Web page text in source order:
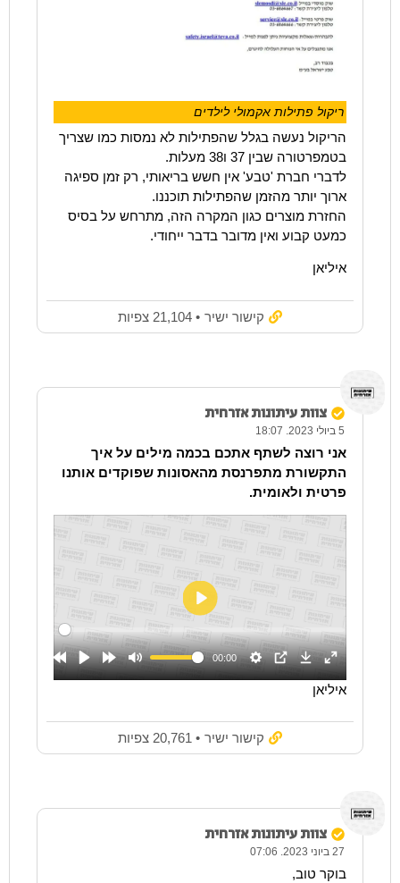
ריקול פתילות אקמולי לילדים
הריקול נעשה בגלל שהפתילות לא נמסות כמו שצריך
בטמפרטורה שבין 37 ו38 מעלות.
לדברי חברת 'טבע' אין חשש בריאותי, רק זמן ספיגה
ארוך יותר מהזמן שהפתילות תוכננו.
החזרת מוצרים כגון המקרה הזה, מתרחש על בסיס
כמעט קבוע ואין מדובר בדבר ייחודי.
איליאן
קישור ישיר • 21,104 צפיות
צוות עיתונות אזרחית
5 ביולי 2023. 18:07
אני רוצה לשתף אתכם בכמה מילים על איך
התקשורת מתפרנסת מהאסונות שפוקדים אותנו
פרטית ולאומית.
איליאן
קישור ישיר • 20,761 צפיות
צוות עיתונות אזרחית
27 ביוני 2023. 07:06
בוקר טוב,